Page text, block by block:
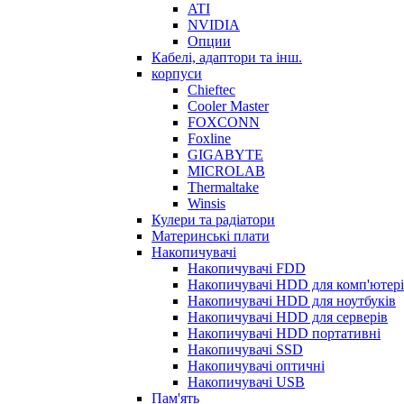
ATI
NVIDIA
Опции
Кабелі, адаптори та інш.
корпуси
Chieftec
Cooler Master
FOXCONN
Foxline
GIGABYTE
MICROLAB
Thermaltake
Winsis
Кулери та радіатори
Материнські плати
Накопичувачі
Накопичувачі FDD
Накопичувачі HDD для
Накопичувачі HDD для ноутбуків
Накопичувачі HDD для серверів
Накопичувачі HDD портативні
Накопичувачі SSD
Накопичувачі оптичні
Накопичувачі USB
Пам'ять